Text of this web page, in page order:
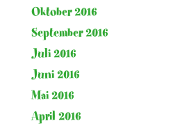
Oktober 2016
September 2016
Juli 2016
Juni 2016
Mai 2016
April 2016